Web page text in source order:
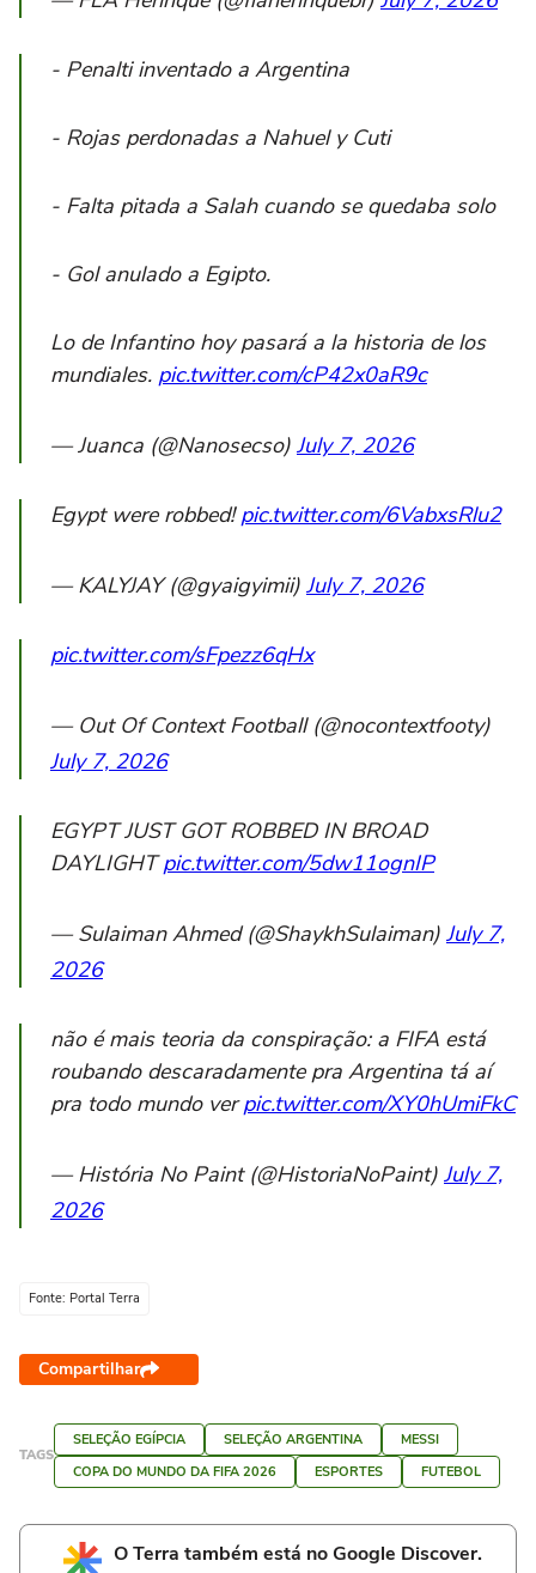
- Penalti inventado a Argentina
- Rojas perdonadas a Nahuel y Cuti
- Falta pitada a Salah cuando se quedaba solo
- Gol anulado a Egipto.
Lo de Infantino hoy pasará a la historia de los
mundiales. pic.twitter.com/cP42x0aR9c
— Juanca (@Nanosecso) July 7, 2026
Egypt were robbed!pic.twitter.com/6VabxsRlu2
— KALYJAY (@gyaigyimii) July 7, 2026
pic.twitter.com/sFpezz6qHx
— Out Of Context Football (@nocontextfooty)
July 7, 2026
EGYPT JUST GOT ROBBED IN BROAD
DAYLIGHTpic.twitter.com/5dw11ognIP
— Sulaiman Ahmed (@ShaykhSulaiman) July 7,
2026
não é mais teoria da conspiração: a FIFA está
roubando descaradamente pra Argentina tá aí
pra todo mundo verpic.twitter.com/XY0hUmiFkC
— História No Paint (@HistoriaNoPaint) July 7,
2026
Fonte: Portal Terra
Compartilhar
TAGS
SELEÇÃO EGÍPCIA SELEÇÃO ARGENTINA
MESSI
COPA DO MUNDO DA FIFA 2026
ESPORTES FUTEBOL
O Terra também está no Google Discover.